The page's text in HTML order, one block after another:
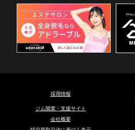
採用情報
ジム開業・支援サイト
会社概要